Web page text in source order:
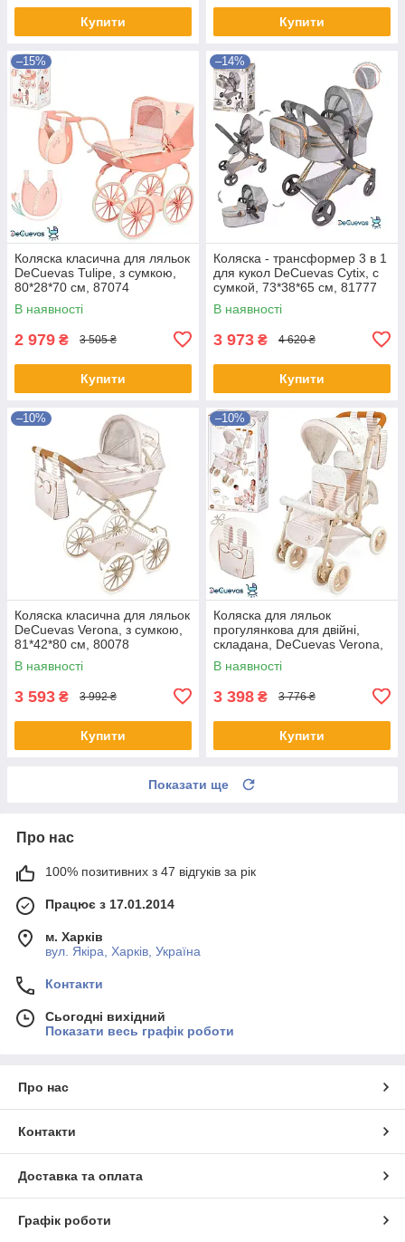
Купити Купити
–15%
Коляска класична для ляльок
DeCuevas Tulipe, з сумкою,
80*28*70 см, 87074
В наявності
2 979 ₴ 3 505 ₴
Купити
–14%
Коляска - трансформер 3 в 1
для кукол DeCuevas Cytix, с
сумкой, 73*38*65 см, 81777
В наявності
3 973 ₴ 4 620 ₴
Купити
–10%
Коляска класична для ляльок
DeCuevas Verona, з сумкою,
81*42*80 см, 80078
В наявності
3 593 ₴ 3 992 ₴
Купити
–10%
Коляска для ляльок
прогулянкова для двійні,
складана, DeCuevas Verona,
40*70*72см, 90378
В наявності
3 398 ₴ 3 776 ₴
Купити
Показати ще
Про нас
100% позитивних з 47 відгуків за рік
Працює з 17.01.2014
м. Харків
вул. Якіра, Харків, Україна
Контакти
Сьогодні вихідний
Показати весь графік роботи
Про нас
Контакти
Доставка та оплата
Графік роботи